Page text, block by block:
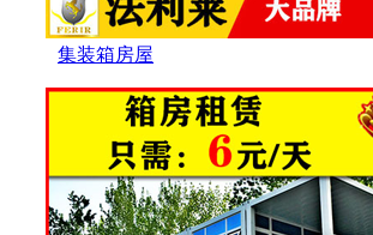
集装箱房屋